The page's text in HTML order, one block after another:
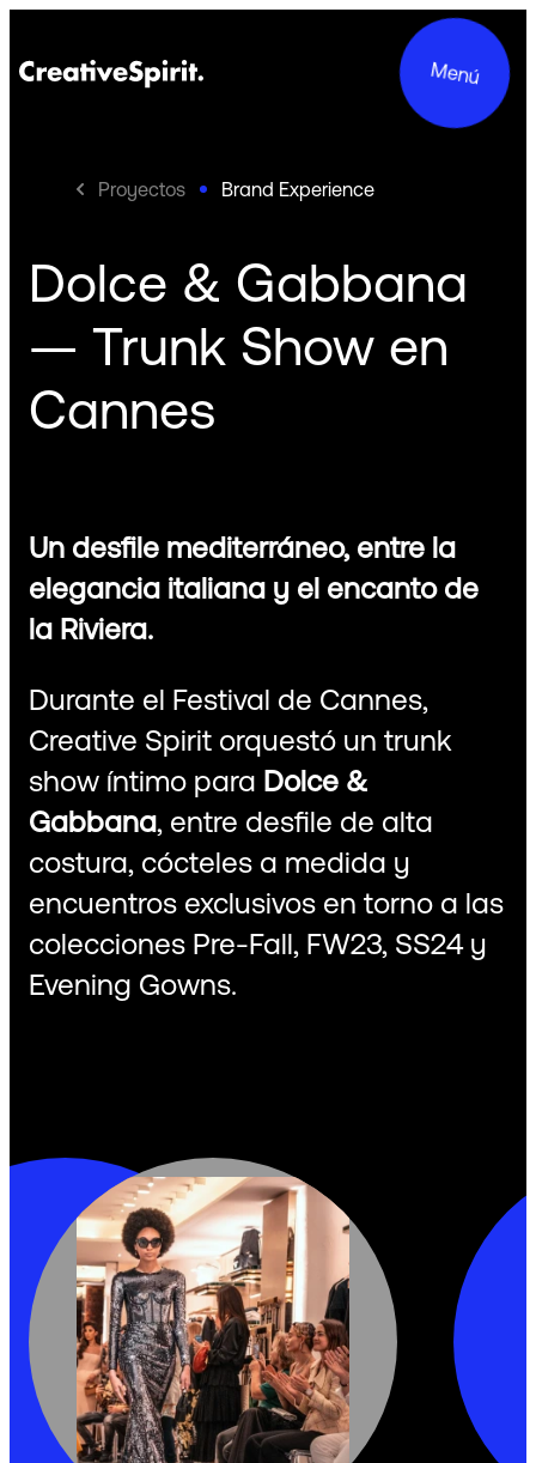
Menú
Proyectos
Servicios
Acerca de Nosotros
Contacto
Proyectos Brand Experience
Dolce & Gabbana
— Trunk Show en
Cannes
Un desfile mediterráneo, entre la
elegancia italiana y el encanto de
la Riviera.
Durante el Festival de Cannes,
Creative Spirit orquestó un trunk
show íntimo para Dolce &
Gabbana, entre desfile de alta
costura, cócteles a medida y
encuentros exclusivos en torno a las
colecciones Pre-Fall, FW23, SS24 y
Evening Gowns.